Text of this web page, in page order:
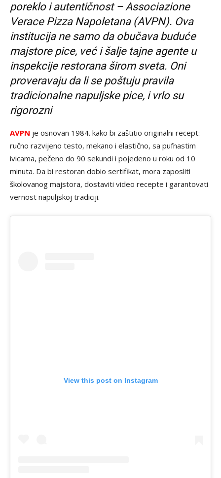
poreklo i autentičnost – Associazione
Verace Pizza Napoletana (AVPN). Ova
institucija ne samo da obučava buduće
majstore pice, već i šalje tajne agente u
inspekcije restorana širom sveta. Oni
proveravaju da li se poštuju pravila
tradicionalne napuljske pice, i vrlo su
rigorozni
AVPN je osnovan 1984. kako bi zaštitio originalni recept:
ručno razvijeno testo, mekano i elastično, sa pufnastim
ivicama, pečeno do 90 sekundi i pojedeno u roku od 10
minuta. Da bi restoran dobio sertifikat, mora zaposliti
školovanog majstora, dostaviti video recepte i garantovati
vernost napuljskoj tradiciji.
View this post on Instagram